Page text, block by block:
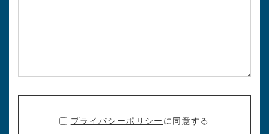
プライバシーポリシー に同意する